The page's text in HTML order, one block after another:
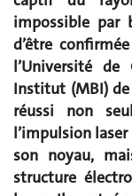
impossible par
d’être
l’Université
Institut (MBI)
réussi non
l’impulsion
son noyau,
structure